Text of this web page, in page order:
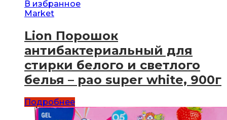
В избранное
Market
Lion Порошок
антибактериальный для
стирки белого и светлого
белья – pao super white, 900г
Подробнее